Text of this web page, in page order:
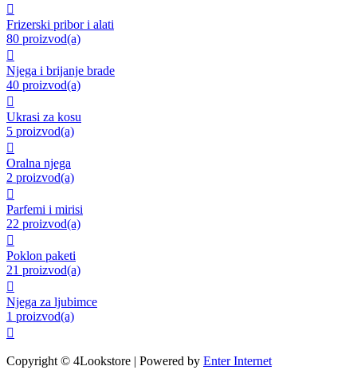

Frizerski pribor i alati
80 proizvod(a)

Njega i brijanje brade
40 proizvod(a)

Ukrasi za kosu
5 proizvod(a)

Oralna njega
2 proizvod(a)

Parfemi i mirisi
22 proizvod(a)

Poklon paketi
21 proizvod(a)

Njega za ljubimce
1 proizvod(a)

Copyright © 4Lookstore | Powered by Enter Internet